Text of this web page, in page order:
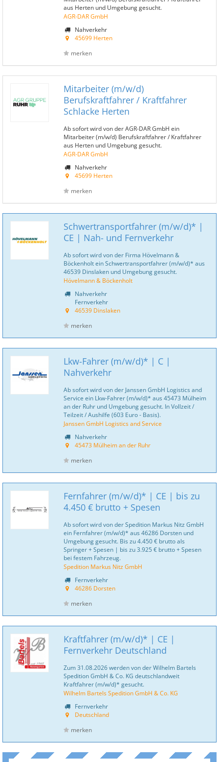
aus Herten und Umgebung gesucht.
AGR-DAR GmbH
Nahverkehr
45699 Herten
merken
Mitarbeiter (m/w/d)
Berufskraftfahrer / Kraftfahrer
Schlacke Herten
Ab sofort wird von der AGR-DAR GmbH ein
Mitarbeiter (m/w/d) Berufskraftfahrer / Kraftfahrer
aus Herten und Umgebung gesucht.
AGR-DAR GmbH
Nahverkehr
45699 Herten
merken
Schwertransportfahrer (m/w/d)* |
CE | Nah- und Fernverkehr
Ab sofort wird von der Firma Hövelmann &
Böckenholt ein Schwertransportfahrer (m/w/d)* aus
46539 Dinslaken und Umgebung gesucht.
Hövelmann & Böckenholt
Nahverkehr
Fernverkehr
46539 Dinslaken
merken
Lkw-Fahrer (m/w/d)* | C |
Nahverkehr
Ab sofort wird von der Janssen GmbH Logistics and
Service ein Lkw-Fahrer (m/w/d)* aus 45473 Mülheim
an der Ruhr und Umgebung gesucht. In Vollzeit /
Teilzeit / Aushilfe (603 Euro - Basis).
Janssen GmbH Logistics and Service
Nahverkehr
45473 Mülheim an der Ruhr
merken
Fernfahrer (m/w/d)* | CE | bis zu
4.450 € brutto + Spesen
Ab sofort wird von der Spedition Markus Nitz GmbH
ein Fernfahrer (m/w/d)* aus 46286 Dorsten und
Umgebung gesucht. Bis zu 4.450 € brutto als
Springer + Spesen | bis zu 3.925 € brutto + Spesen
bei festem Fahrzeug.
Spedition Markus Nitz GmbH
Fernverkehr
46286 Dorsten
merken
Kraftfahrer (m/w/d)* | CE |
Fernverkehr Deutschland
Zum 31.08.2026 werden von der Wilhelm Bartels
Spedition GmbH & Co. KG deutschlandweit
Kraftfahrer (m/w/d)* gesucht.
Wilhelm Bartels Spedition GmbH & Co. KG
Fernverkehr
Deutschland
merken